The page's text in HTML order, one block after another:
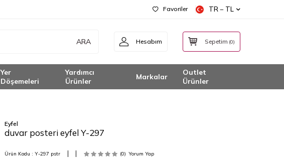
Favoriler TR − TL
ARA Hesabım Sepetim (0)
Yer
Döşemeleri
Yardımcı
Ürünler
Markalar
Outlet
Ürünler
Eyfel
duvar posteri eyfel Y-297
Ürün Kodu : Y-297 pstr (0) Yorum Yap